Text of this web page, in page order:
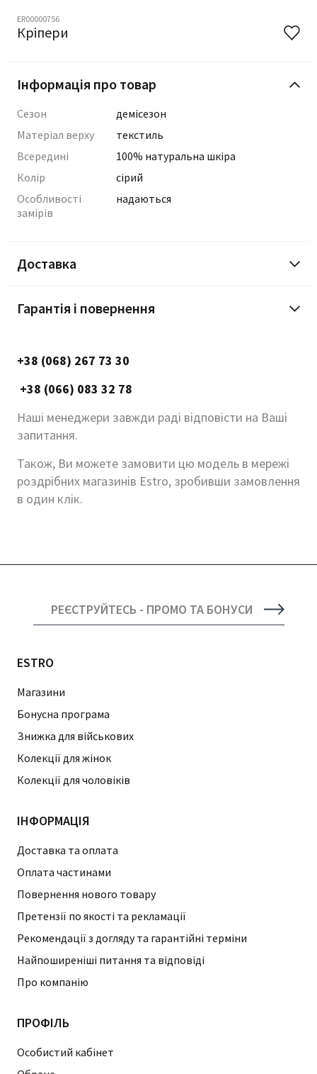
ER00000756
Кріпери
Інформація про товар
Сезон
демісезон
Матеріал верху
текстиль
Всередині
100% натуральна шкіра
Колір
сірий
Особливості
замірів
надаються
Доставка
Гарантія і повернення
+38 (068) 267 73 30
+38 (066) 083 32 78
Наші менеджери завжди раді відповісти на Ваші
запитання.
Також, Ви можете замовити цю модель в мережі
роздрібних магазинів Estro, зробивши замовлення
в один клік.
РЕЄСТРУЙТЕСЬ - ПРОМО ТА БОНУСИ
ESTRO
Магазини
Бонусна програма
Знижка для військових
Колекції для жінок
Колекції для чоловіків
ІНФОРМАЦІЯ
Доставка та оплата
Оплата частинами
Повернення нового товару
Претензії по якості та рекламації
Рекомендації з догляду та гарантійні терміни
Найпоширеніші питання та відповіді
Про компанію
ПРОФІЛЬ
Особистий кабінет